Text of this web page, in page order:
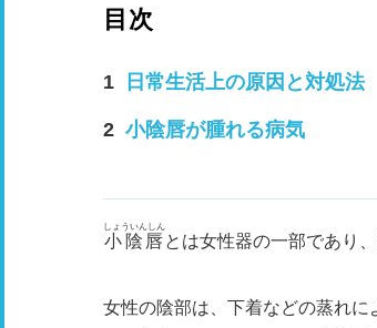
目次
日常生活上の原因と対処法
小陰唇が腫れる病気
小陰唇
しょういんしん
とは女性器の一部であり
女性の陰部は、下着などの蒸れ